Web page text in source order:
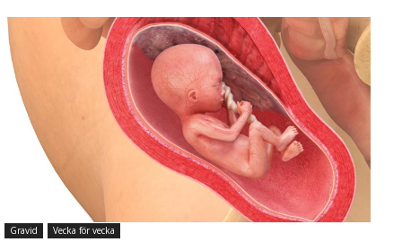
Gravid Vecka för vecka